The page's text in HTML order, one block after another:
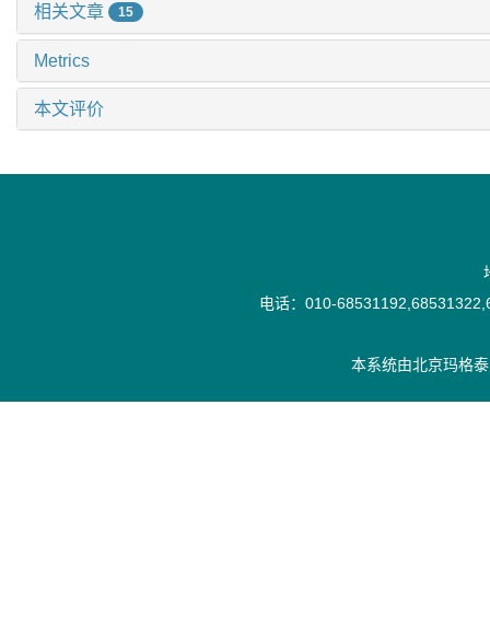
相关文章 15
Metrics
本文评价
电话：010-
本系统由北京玛格